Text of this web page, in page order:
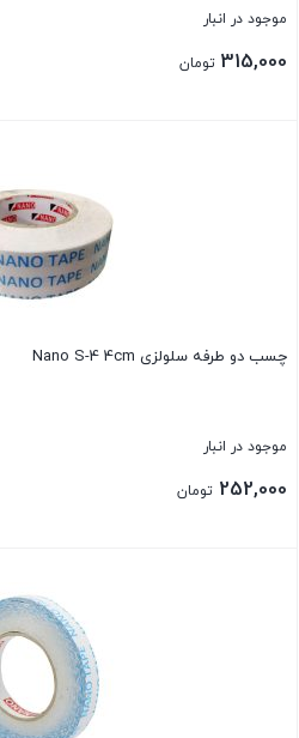
موجود در انبار
315,000 تومان
چسب دو طرفه سلولزی Nano S-4 4cm
موجود در انبار
252,000 تومان